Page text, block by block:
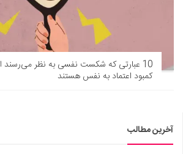
10 عبارتی که شکست نفسی به نظر می‌رسند
کمبود اعتماد به نفس هستند
آخرین مطالب